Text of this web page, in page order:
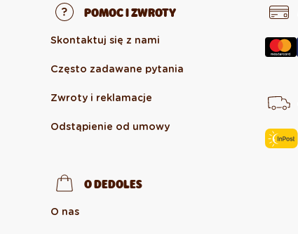
POMOC I ZWROTY
Skontaktuj się z nami
Często zadawane pytania
Zwroty i reklamacje
Odstąpienie od umowy
O DEDOLES
O nas